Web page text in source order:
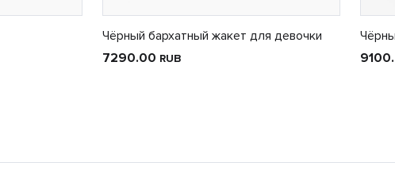
Чёрный бархатный жакет для девочки
7290.00 RUB